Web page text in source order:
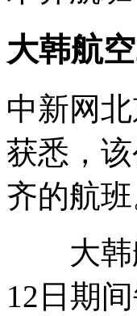
大韩航
中新网
获悉，
齐的航班
大韩航
12日期